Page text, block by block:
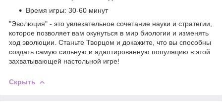
Время игры: 30-60 минут
"Эволюция" - это увлекательное сочетание науки и стратегии,
которое позволяет вам окунуться в мир биологии и изменять
ход эволюции. Станьте Творцом и докажите, что вы способны
создать самую сильную и адаптированную популяцию в этой
захватывающей настольной игре!
Скрыть